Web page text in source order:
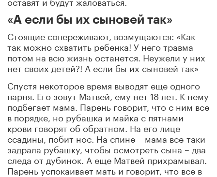
«А если бы их сыновей так»
Стоящие сопереживают, возмущаются: «Как
так можно схватить ребенка! У него травма
потом на всю жизнь останется. Неужели у них
нет своих детей?! А если бы их сыновей так»
Спустя некоторое время выводят еще одного
парня. Его зовут Матвей, ему нет 18 лет. К нему
подбегает мама. Парень говорит, что с ним все
в порядке, но рубашка и майка с пятнами
крови говорят об обратном. На его лице
ссадины, побит нос. На спине – мама все-таки
задрала рубашку, чтобы осмотреть сына – два
следа от дубинок. А еще Матвей прихрамывал.
Парень успокаивает мать и говорит, что все в